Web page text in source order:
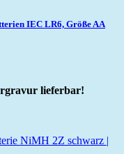
IEC LR6, Größe AA
lieferbar!